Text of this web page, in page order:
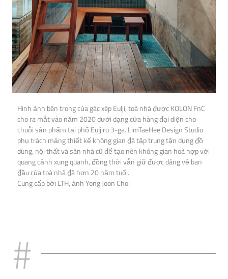
Hình ảnh bên trong của gác xép Eulji, toà nhà được KOLON FnC
cho ra mắt vào năm 2020 dưới dạng cửa hàng đại diện cho
chuỗi sản phẩm tại phố Euljiro 3-ga. LimTaeHee Design Studio
phụ trách mảng thiết kế không gian đã tập trung tận dụng đồ
dùng, nội thất và sàn nhà cũ để tạo nên không gian hoà hợp với
quang cảnh xung quanh, đồng thời vẫn giữ được dáng vẻ ban
đầu của toà nhà đã hơn 20 năm tuổi.
Cung cấp bởi LTH, ảnh Yong Joon Choi